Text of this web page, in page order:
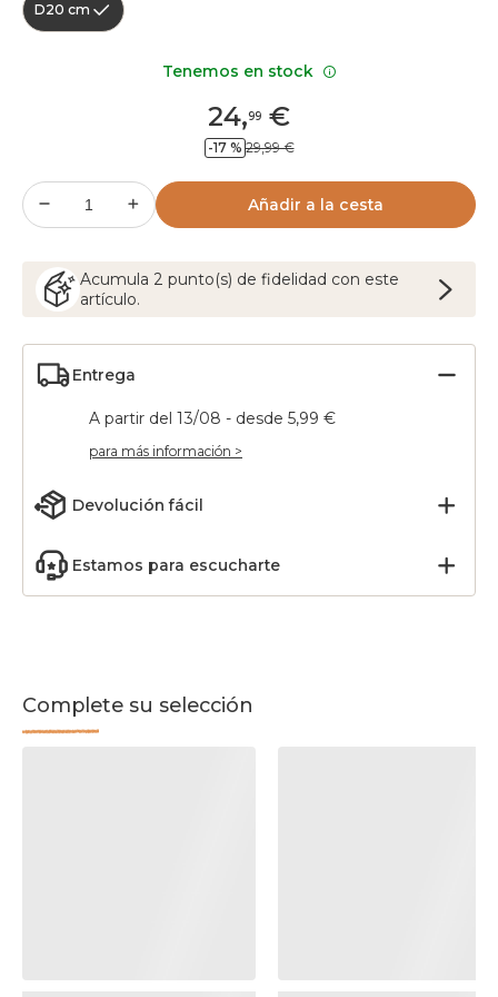
D20 cm
24,99 €
-17 % 29,99 €
Añadir a la cesta
Acumula 2 punto(s) de fidelidad con este
artículo.
Entrega
A partir del 13/08 - desde 5,99 €
para más información >
Devolución fácil
Estamos para escucharte
Complete su selección